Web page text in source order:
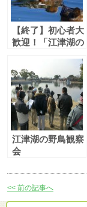
【終了】初心者大
歓迎！「江津湖の
施］
江津湖の野鳥観察
会
<< 前の記事へ